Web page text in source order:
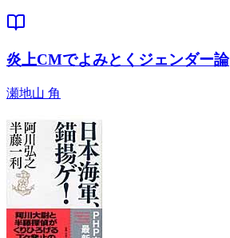
炎上CMでよみとくジェンダー論
瀬地山 角